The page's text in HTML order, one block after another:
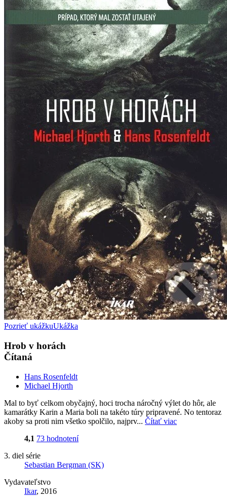
Pozrieť ukážkuUkážka
Hrob v horách
Čítaná
Hans Rosenfeldt
Michael Hjorth
Mal to byť celkom obyčajný, hoci trocha náročný výlet do hôr, ale
kamarátky Karin a Maria boli na takéto túry pripravené. No tentoraz
akoby sa proti nim všetko spolčilo, najprv... Čítať viac
4,1 73 hodnotení
3. diel série
Sebastian Bergman (SK)
Vydavateľstvo
Ikar, 2016